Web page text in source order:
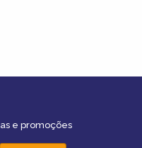
e promoções